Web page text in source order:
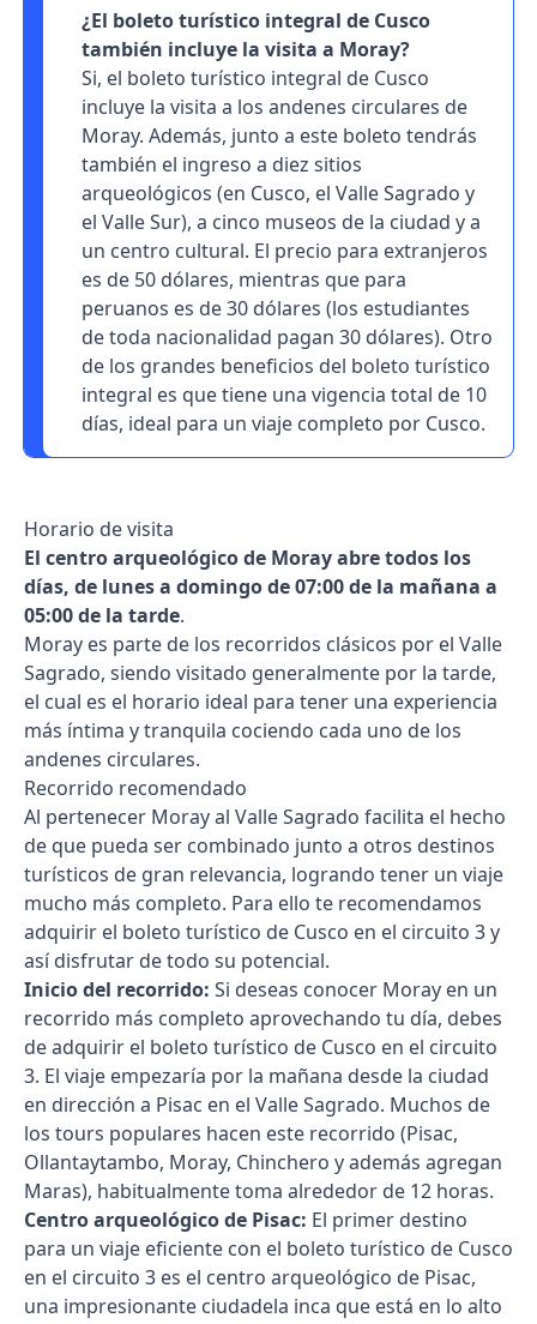
¿El boleto turístico integral de Cusco
también incluye la visita a Moray?
Si, el boleto turístico integral de Cusco
incluye la visita a los andenes circulares de
Moray. Además, junto a este boleto tendrás
también el ingreso a diez sitios
arqueológicos (en Cusco, el Valle Sagrado y
el Valle Sur), a cinco museos de la ciudad y a
un centro cultural. El precio para extranjeros
es de 50 dólares, mientras que para
peruanos es de 30 dólares (los estudiantes
de toda nacionalidad pagan 30 dólares). Otro
de los grandes beneficios del boleto turístico
integral es que tiene una vigencia total de 10
días, ideal para un viaje completo por Cusco.
Horario de visita
El centro arqueológico de Moray abre todos los
días, de lunes a domingo de 07:00 de la mañana a
05:00 de la tarde.
Moray es parte de los recorridos clásicos por el Valle
Sagrado, siendo visitado generalmente por la tarde,
el cual es el horario ideal para tener una experiencia
más íntima y tranquila cociendo cada uno de los
andenes circulares.
Recorrido recomendado
Al pertenecer Moray al Valle Sagrado facilita el hecho
de que pueda ser combinado junto a otros destinos
turísticos de gran relevancia, logrando tener un viaje
mucho más completo. Para ello te recomendamos
adquirir el boleto turístico de Cusco en el circuito 3 y
así disfrutar de todo su potencial.
Inicio del recorrido: Si deseas conocer Moray en un
recorrido más completo aprovechando tu día, debes
de adquirir el boleto turístico de Cusco en el circuito
3. El viaje empezaría por la mañana desde la ciudad
en dirección a Pisac en el Valle Sagrado. Muchos de
los tours populares hacen este recorrido (Pisac,
Ollantaytambo, Moray, Chinchero y además agregan
Maras), habitualmente toma alrededor de 12 horas.
Centro arqueológico de Pisac: El primer destino
para un viaje eficiente con el boleto turístico de Cusco
en el circuito 3 es el centro arqueológico de Pisac,
una impresionante ciudadela inca que está en lo alto